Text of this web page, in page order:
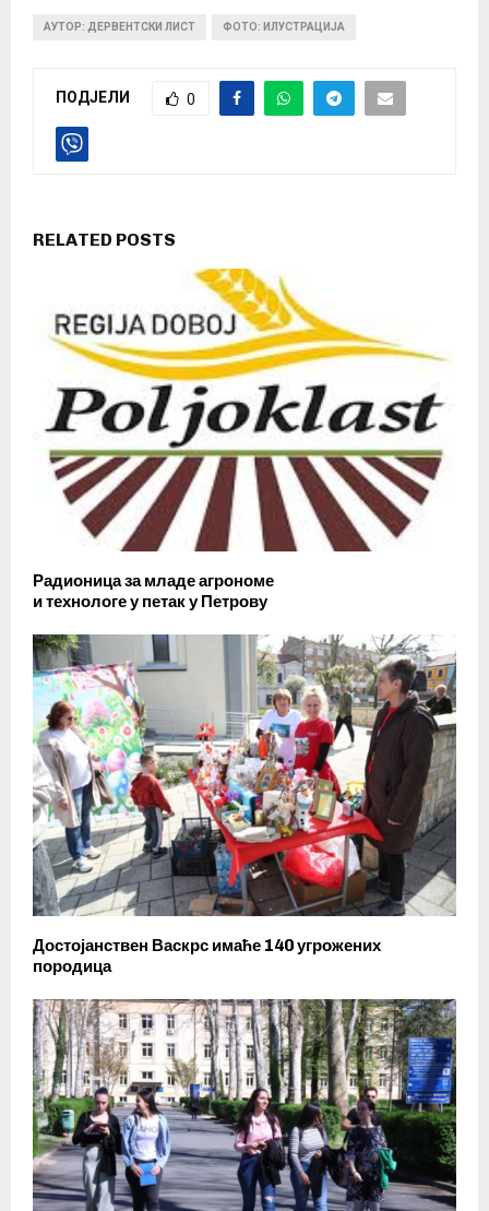
АУТОР: ДЕРВЕНТСКИ ЛИСТ ФОТО: ИЛУСТРАЦИЈА
ПОДЈЕЛИ 0
RELATED POSTS
Радионица за младе агрономе
и технологе у петак у Петрову
Достојанствен Васкрс имаће 140 угрожених
породица